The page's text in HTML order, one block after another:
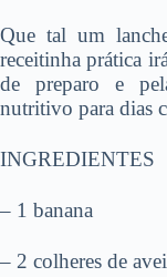
Que tal um
receitinha prática
de preparo e
nutritivo para dias
INGREDIENTES
– 1 banana
– 2 colheres de